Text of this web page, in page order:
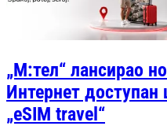
„М:тел“ лансирао
Интернет доступан
„eSIM travel“